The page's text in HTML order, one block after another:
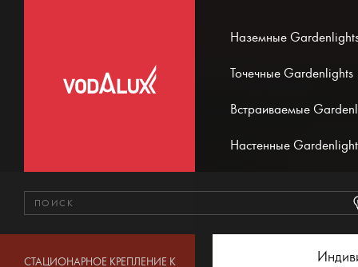
Наземные
Точечные Gardenlights
Встраиваемые
Настенные
СТАЦИОНАРНОЕ КРЕПЛЕНИЕ К